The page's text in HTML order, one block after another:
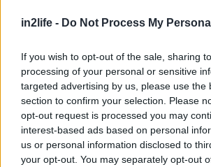
in2life - Do Not Process My
If you wish to opt-out of the sale, sharing
processing of your personal or sensitive
targeted advertising by us, please use the
section to confirm your selection. Please
opt-out request is processed you may
interest-based ads based on personal
us or personal information disclosed to
your opt-out. You may separately opt-out
αγωνισμάτων, μερικά από τα
σχέση με την οδήγηση. Δεδομένου
συμμετέχοντες κάθε βράδυ
ύπαιθρο, δημιουργούνται φιλίες
πνεύμα συντροφικότητας. Μία
σέβεται το περιβάλλον της,
μοτοσικλέτες και δείχνει
συμμετέχοντες.